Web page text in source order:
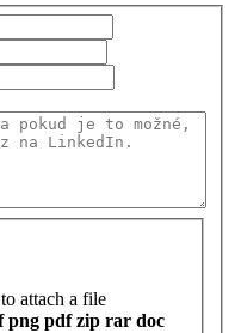
attach a file
png pdf zip rar doc